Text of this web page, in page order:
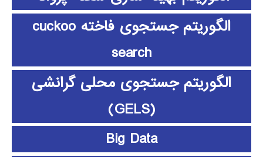
الگوریتم جستجوی فاخته cuckoo
search
الگوریتم جستجوی محلی گرانشی
(GELS)
Big Data